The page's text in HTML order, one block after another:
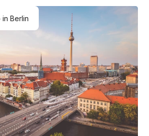
in Berlin
gefunden
sich neue Tattoo-
die besten Studios in Berlin.
hier nicht fehlen!